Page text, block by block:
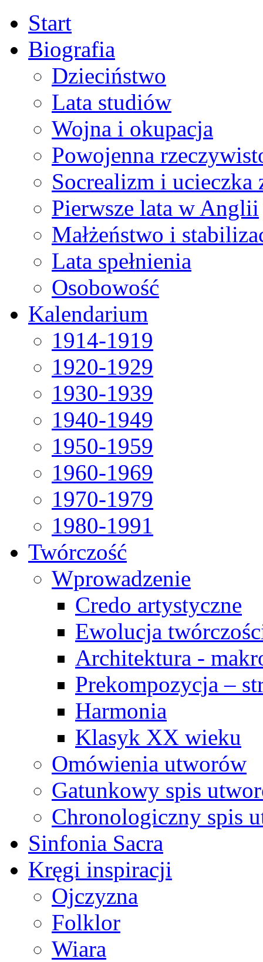
Start
Biografia
Dzieciństwo
Lata studiów
Wojna i okupacja
Powojenna
Socrealizm i ucieczka
Pierwsze lata w Anglii
Małżeństwo i
Lata spełnienia
Osobowość
Kalendarium
1914-1919
1920-1929
1930-1939
1940-1949
1950-1959
1960-1969
1970-1979
1980-1991
Twórczość
Wprowadzenie
Credo artystyczne
Ewolucja
Architektura -
Prekompozycja –
Harmonia
Klasyk XX wieku
Omówienia utworów
Gatunkowy spis
Chronologiczny spis
Sinfonia Sacra
Kręgi inspiracji
Ojczyzna
Folklor
Wiara